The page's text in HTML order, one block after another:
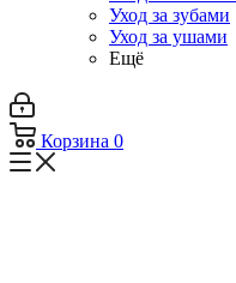
Уход за зубами
Уход за ушами
Ещё
Корзина 0